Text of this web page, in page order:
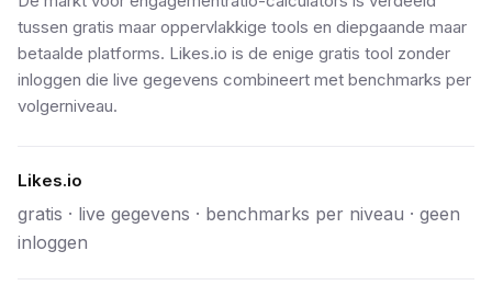
tussen gratis maar oppervlakkige tools en diepgaande maar
betaalde platforms. Likes.io is de enige gratis tool zonder
inloggen die live gegevens combineert met benchmarks per
volgerniveau.
Likes.io
gratis · live gegevens · benchmarks per niveau · geen
inloggen